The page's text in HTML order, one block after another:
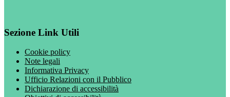
Sezione Link Utili
Cookie policy
Note legali
Informativa Privacy
Ufficio Relazioni con il Pubblico
Dichiarazione di accessibilità